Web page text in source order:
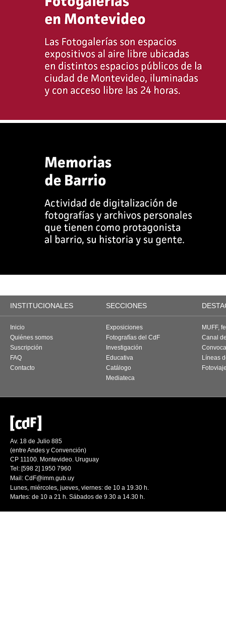
INSTITUCIONALES SECCIONES
Inicio
Quiénes somos
Suscripción
FAQ
Contacto
Exposiciones
Fotografías del CdF
Investigación
Educativa
Catálogo
Mediateca
MUFF,
Canal
Líneas
Av. 18 de Julio 885
(entre Andes y Convención)
CP 11100. Montevideo. Uruguay
Tel: [598 2] 1950 7960
Mail: CdF@imm.gub.uy
Lunes, miércoles, jueves, viernes: de 10 a 19.30 h.
Martes: de 10 a 21 h. Sábados de 9.30 a 14.30 h.